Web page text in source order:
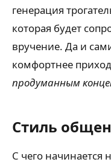
генерация
которая будет
вручение. Да и
комфортнее
продуманным
Стиль
С чего начинается